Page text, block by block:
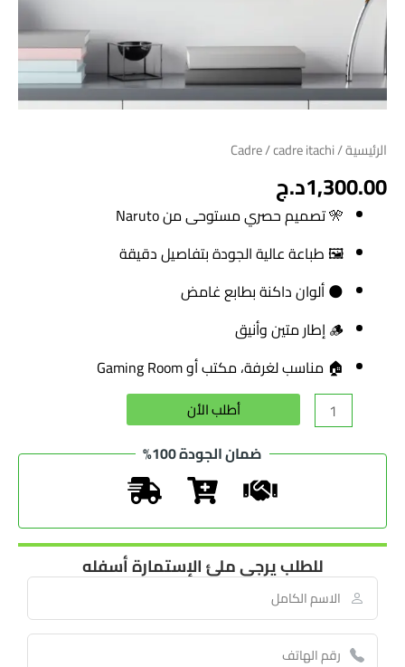
الرئيسية/
Cadre/ cadre itachi
1,300.00د.ج
🎌 تصميم حصري مستوحى من Naruto
🖼️ طباعة عالية الجودة بتفاصيل دقيقة
🌑 ألوان داكنة بطابع غامض
🪵 إطار متين وأنيق
🏠 مناسب لغرفة، مكتب أو Gaming Room
أطلب الأن
ضمان الجودة 100%
للطلب يرجى ملئ الإستمارة أسفله